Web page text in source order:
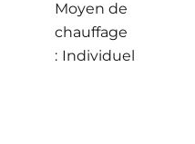
Moyen de
chauffage
Individuel